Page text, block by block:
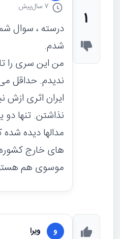
1
7 سال پیش
درسته ، سوال
شدم.
من این سری را
ندیدم. حداقل
ایران اثری
نذاشتن. تنها دو
مدالها دیده
های خارج
موسوی هم
و ویرا